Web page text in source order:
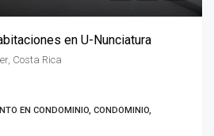
en U-Nunciatura
Costa Rica
EN CONDOMINIO, CONDOMINIO,